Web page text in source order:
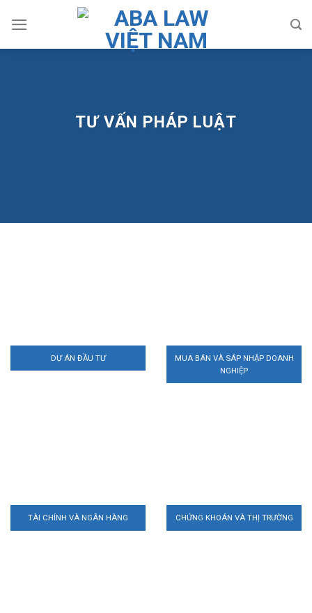
TƯ VẤN PHÁP LUẬT
DỰ ÁN ĐẦU TƯ
MUA BÁN VÀ SÁP NHẬP DOANH
NGHIỆP
TÀI CHÍNH VÀ NGÂN HÀNG CHỨNG KHOÁN VÀ THỊ TRƯỜNG